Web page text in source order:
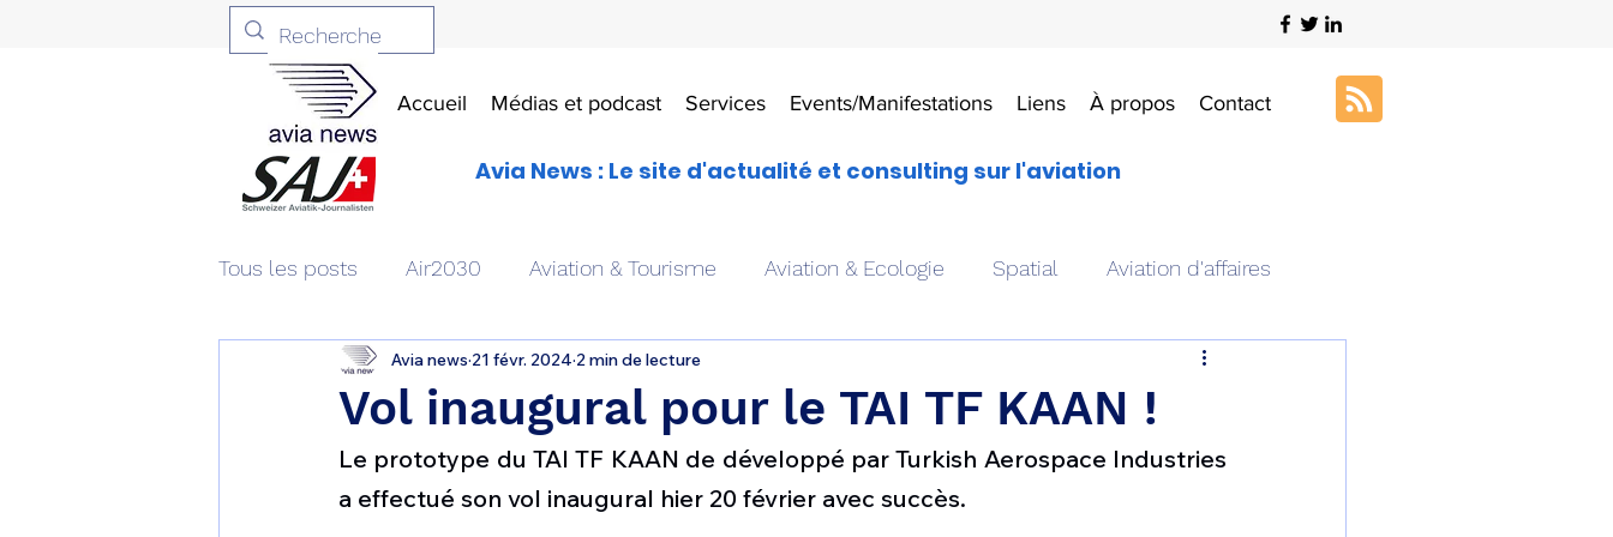
Accueil Médias et podcast Services Events/Manifestations Liens À propos Contact
Avia News : Le site d'actualité et consulting sur l'aviation
Tous les posts Air2030 Aviation & Tourisme Aviation & Ecologie Spatial Aviation d'affaires
Aviation & Défense Livres Drones aériens Art & Aviation
Patrimoine aéronautique Avionique & pilotage Avion expérimental Formation aéronautique
Vol inaugural pour le TAI TF KAAN !
Avia news 21 févr. 2024 2 min de lecture
Le prototype du TAI TF KAAN de développé par Turkish Aerospace Industries
a effectué son vol inaugural hier 20 février avec succès.